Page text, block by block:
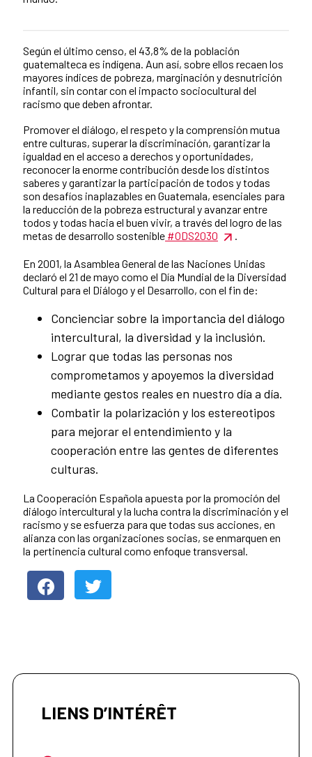
Contenido de la noticia
Según el último censo, el 43,8% de la población
guatemalteca es indígena. Aun así, sobre ellos recaen los
mayores índices de pobreza, marginación y desnutrición
infantil, sin contar con el impacto sociocultural del
racismo que deben afrontar.
Promover el diálogo, el respeto y la comprensión mutua
entre culturas, superar la discriminación, garantizar la
igualdad en el acceso a derechos y oportunidades,
reconocer la enorme contribución desde los distintos
saberes y garantizar la participación de todos y todas
son desafíos inaplazables en Guatemala, esenciales para
la reducción de la pobreza estructural y avanzar entre
todos y todas hacia el buen vivir, a través del logro de las
metas de desarrollo sostenible #ODS2030
En 2001, la Asamblea General de las Naciones Unidas
declaró el 21 de mayo como el Día Mundial de la Diversidad
Cultural para el Diálogo y el Desarrollo, con el fin de:
Concienciar sobre la importancia del diálogo
intercultural, la diversidad y la inclusión.
Lograr que todas las personas nos
comprometamos y apoyemos la diversidad
mediante gestos reales en nuestro día a día.
Combatir la polarización y los estereotipos
para mejorar el entendimiento y la
cooperación entre las gentes de diferentes
culturas.
La Cooperación Española apuesta por la promoción del
diálogo intercultural y la lucha contra la discriminación y el
racismo y se esfuerza para que todas sus acciones, en
alianza con las organizaciones socias, se enmarquen en
la pertinencia cultural como enfoque transversal.
LIENS D’INTÉRÊT